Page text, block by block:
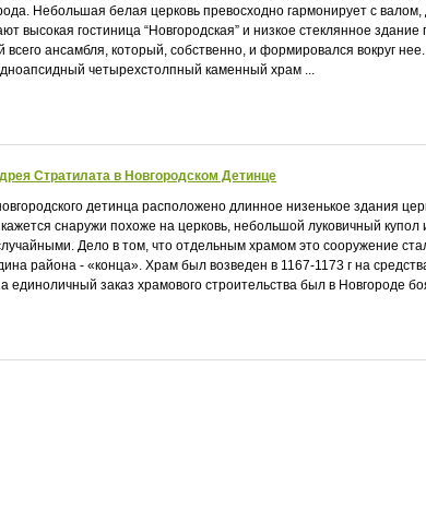
Небольшая белая церковь превосходно гармонирует с
высокая гостиница “Новгородская” и низкое стеклянное
ансамбля, который, собственно, и формировался вокруг
четырехстолпный каменный храм ...
Стратилата в Новгородском Детинце
детинца расположено длинное низенькое здания
снаружи похоже на церковь, небольшой луковичный
Дело в том, что отдельным храмом это сооружение
района - «конца». Храм был возведен в 1167-1173 г на
единоличный заказ храмового строительства был в Новгороде